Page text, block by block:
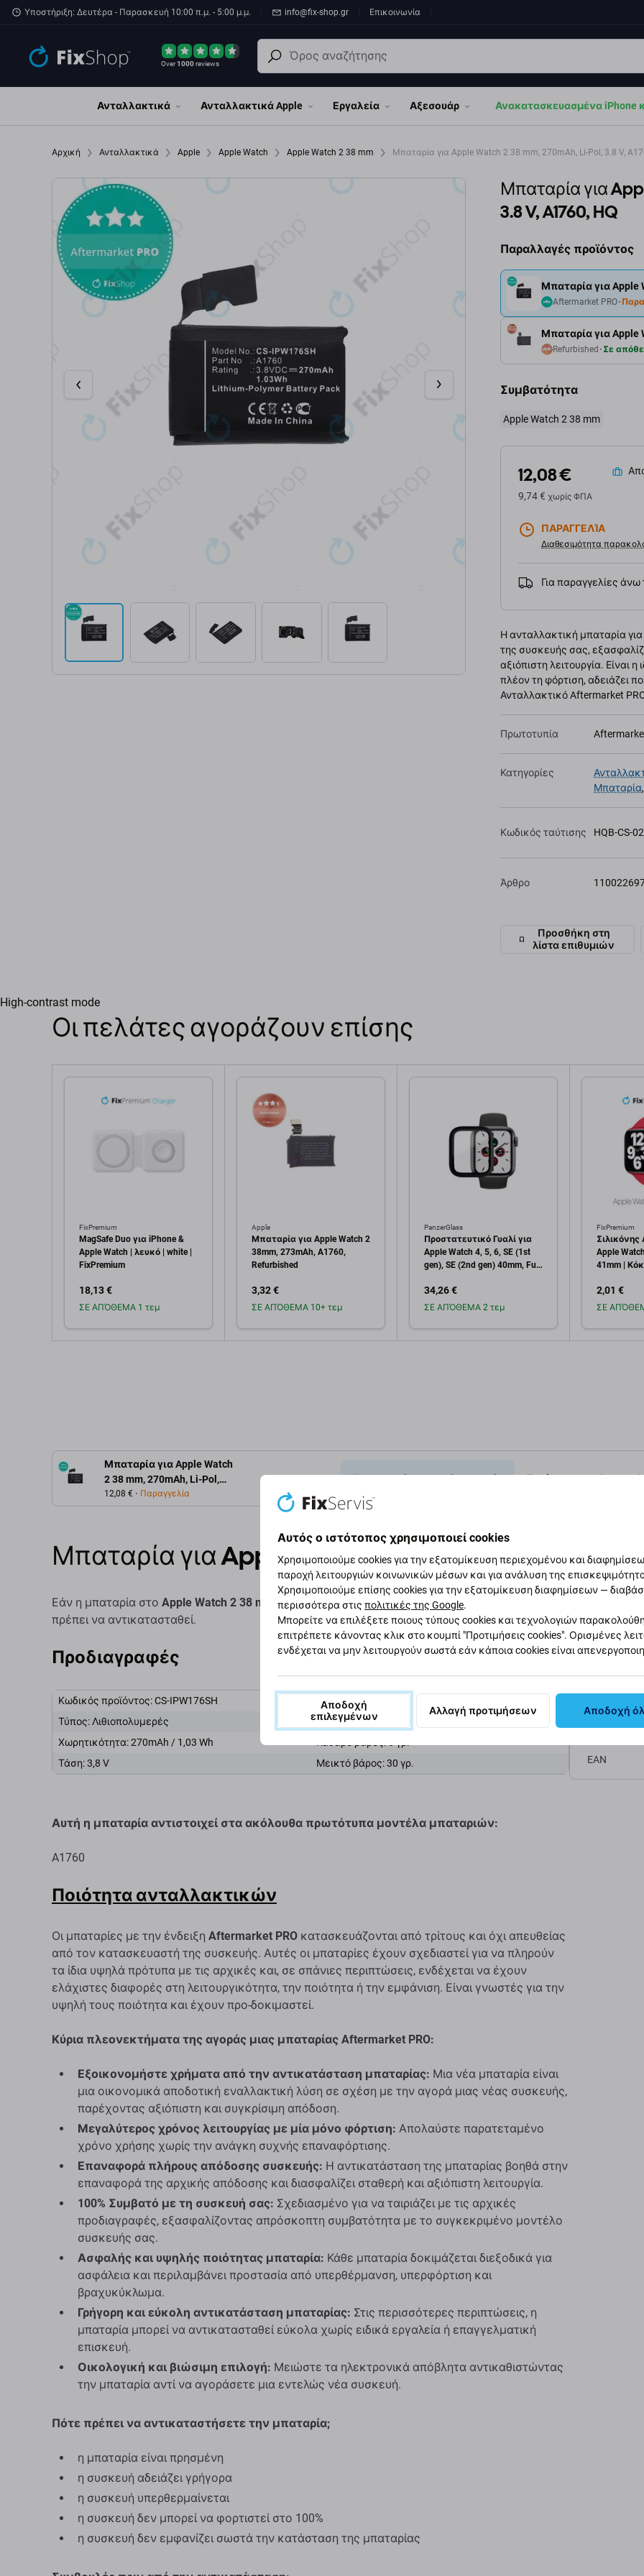
Παράβλεψη στο κύριο περιεχόμενο
Υποστήριξη: Δευτέρα - Παρασκευή 10:00 π.μ. - 5:00 μ.μ. info@fix-shop.gr Επικοινωνία
Over1000reviews
Ανταλλακτικά Ανταλλακτικά Apple Εργαλεία Αξεσουάρ Ανακατασκευασμένα iPhone
Αρχική Ανταλλακτικά Apple Apple Watch Apple Watch 2 38 mm Μπαταρία για Apple Watch 2 38 mm, 270mAh, Li-Pol, 3.8 V,
Μπαταρία για
3.8 V, A1760, HQ
Παραλλαγές προϊόντος
Μπαταρία για Apple
Refurbished Σε
Μπαταρία για Apple
Aftermarket PRO
Συμβατότητα
Apple Watch 2 38 mm
12,08 €
9,74 € χωρίς ΦΠΑ
ΠΑΡΑΓΓΕΛΊΑ
Διαθεσιμότητα
Για παραγγελίες
Η ανταλλακτική μπαταρία
της συσκευής σας,
αξιόπιστη λειτουργία. Είναι
πλέον τη φόρτιση, αδειάζει
Ανταλλακτικό Aftermarket
Πρωτοτυπία
Κατηγορίες
Μπαταρία,
Κωδικός ταύτισης HQB-CS-
Άρθρο
Προσθήκη στη
λίστα επιθυμιών
High-contrast mode
Οι πελάτες αγοράζουν επίσης
FixPremium
MagSafe Duo για iPhone &
Apple Watch | λευκό | white |
FixPremium
18,13 €
ΣΕ ΑΠΌΘΕΜΑ 1 τεμ
Apple
Μπαταρία για Apple Watch 2
38mm, 273mAh, A1760,
Refurbished
3,32 €
ΣΕ ΑΠΌΘΕΜΑ 10+ τεμ
PanzerGlass
Προστατευτικό Γυαλί για
Apple Watch 4, 5, 6, SE (1st
gen), SE (2nd gen) 40mm, Full
PanzerGlass
34,26 €
ΣΕ ΑΠΌΘΕΜΑ 2 τεμ
FixPremium
Σιλικόνης
Apple
41mm |
2,01 €
ΣΕ
Μπαταρία για Apple Watch
2 38 mm, 270mAh, Li-Pol,
3.8 V, A1760, HQ
12,08 € Παραγγελία
Περιγραφή και προδιαγραφές Ποιότητα
Μπαταρία για Apple
Εάν η μπαταρία στο Apple Watch 2 38 mm
έχει φουσκώσει ή έχει χάσει την χωρητικότητά της,
πρέπει να αντικατασταθεί.
Προδιαγραφές
Κωδικός προϊόντος: CS-IPW176SH
Χρώμα: Μαύρο
Τύπος: Λιθιοπολυμερές
Διαστάσεις: 26,26 x 16,65 x 5,47 χιλιοστά
Χωρητικότητα: 270mAh / 1,03 Wh
Τάση: 3,8 V
Μεικτό βάρος: 30 γρ.
Αυτή η μπαταρία αντιστοιχεί στα ακόλουθα πρωτότυπα μοντέλα μπαταριών:
A1760
Ποιότητα ανταλλακτικών
Οι μπαταρίες με την ένδειξη Aftermarket PRO κατασκευάζονται από τρίτους και όχι απευθείας
από τον κατασκευαστή της συσκευής. Αυτές οι μπαταρίες έχουν σχεδιαστεί για να πληρούν
τα ίδια υψηλά πρότυπα με τις αρχικές και, σε σπάνιες περιπτώσεις, ενδέχεται να έχουν
ελάχιστες διαφορές στη λειτουργικότητα, την ποιότητα ή την εμφάνιση. Είναι γνωστές για την
υψηλή τους ποιότητα και έχουν προ-δοκιμαστεί.
Κύρια πλεονεκτήματα της αγοράς μιας μπαταρίας Aftermarket PRO:
Εξοικονομήστε χρήματα από την αντικατάσταση μπαταρίας: Μια νέα μπαταρία είναι
μια οικονομικά αποδοτική εναλλακτική λύση σε σχέση με την αγορά μιας νέας συσκευής,
παρέχοντας αξιόπιστη και συγκρίσιμη απόδοση.
Μεγαλύτερος χρόνος λειτουργίας με μία μόνο φόρτιση: Απολαύστε παρατεταμένο
χρόνο χρήσης χωρίς την ανάγκη συχνής επαναφόρτισης.
Επαναφορά πλήρους απόδοσης συσκευής: Η αντικατάσταση της μπαταρίας βοηθά στην
επαναφορά της αρχικής απόδοσης και διασφαλίζει σταθερή και αξιόπιστη λειτουργία.
100% Συμβατό με τη συσκευή σας: Σχεδιασμένο για να ταιριάζει με τις αρχικές
προδιαγραφές, εξασφαλίζοντας απρόσκοπτη συμβατότητα με το συγκεκριμένο μοντέλο
συσκευής σας.
Ασφαλής και υψηλής ποιότητας μπαταρία: Κάθε μπαταρία δοκιμάζεται διεξοδικά για
ασφάλεια και περιλαμβάνει προστασία από υπερθέρμανση, υπερφόρτιση και
βραχυκύκλωμα.
Γρήγορη και εύκολη αντικατάσταση μπαταρίας: Στις περισσότερες περιπτώσεις, η
μπαταρία μπορεί να αντικατασταθεί εύκολα χωρίς ειδικά εργαλεία ή επαγγελματική
επισκευή.
Οικολογική και βιώσιμη επιλογή: Μειώστε τα ηλεκτρονικά απόβλητα αντικαθιστώντας
την μπαταρία αντί να αγοράσετε μια εντελώς νέα συσκευή.
Πότε πρέπει να αντικαταστήσετε την μπαταρία;
η μπαταρία είναι πρησμένη
η συσκευή αδειάζει γρήγορα
η συσκευή υπερθερμαίνεται
η συσκευή δεν μπορεί να φορτιστεί στο 100%
η συσκευή δεν εμφανίζει σωστά την κατάσταση της μπαταρίας
Κατηγορία
EAN
Αυτός ο ιστότοπος χρησιμοποιεί cookies
Χρησιμοποιούμε cookies για την εξατομίκευση περιεχομένου και
παροχή λειτουργιών κοινωνικών μέσων και για ανάλυση της
Χρησιμοποιούμε επίσης cookies για την εξατομίκευση διαφημίσεων —
περισσότερα στις πολιτικές της Google.
Μπορείτε να επιλέξετε ποιους τύπους cookies και τεχνολογιών
επιτρέπετε κάνοντας κλικ στο κουμπί "Προτιμήσεις cookies". Ορισμένες
ενδέχεται να μην λειτουργούν σωστά εάν κάποια cookies είναι
Αποδοχή
επιλεγμένων
Αλλαγή προτιμήσεων Αποδοχή